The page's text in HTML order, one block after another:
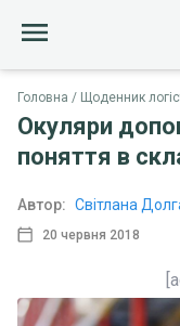
Головна Щоденник
Окуляри
поняття в
20 червня 2018
Автор: Світлана